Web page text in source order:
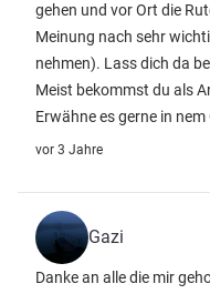
gehen und vor Ort die
Meinung nach sehr
nehmen). Lass dich da
Meist bekommst du als
Erwähne es gerne in
vor 3 Jahre
Gazi
Danke an alle die mir